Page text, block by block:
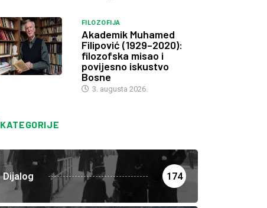
FILOZOFIJA
Akademik Muhamed
Filipović (1929–2020):
filozofska misao i
povijesno iskustvo
Bosne
3. augusta 2026.
KATEGORIJE
Dijalog 174